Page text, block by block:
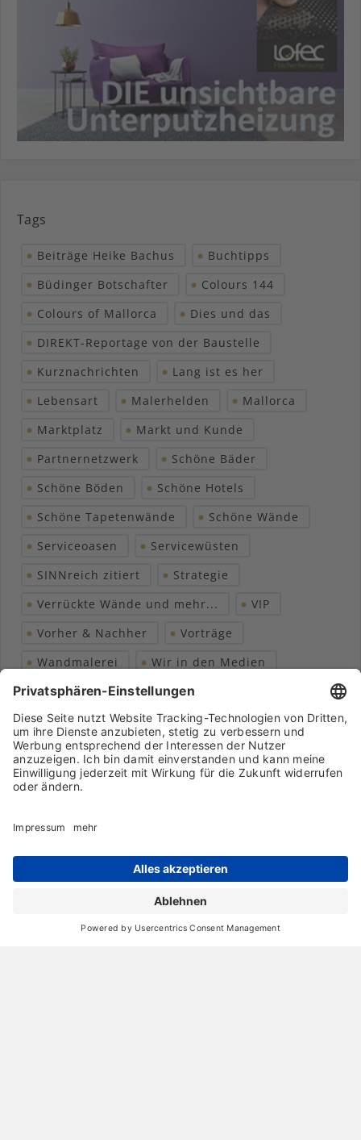
Tags
Beiträge Heike Bachus
Buchtipps
Büdinger Botschafter
Colours 144
Colours of Mallorca
Dies und das
DIREKT-Reportage von der Baustelle
Kurznachrichten
Lang ist es her
Lebensart
Malerhelden
Mallorca
Marktplatz
Markt und Kunde
Partnernetzwerk
Schöne Bäder
Schöne Böden
Schöne Hotels
Schöne Tapetenwände
Schöne Wände
Serviceoasen
Servicewüsten
SINNreich zitiert
Strategie
Verrückte Wände und mehr...
VIP
Vorher & Nachher
Vorträge
Wandmalerei
Wir in den Medien
Wohngesundheit
Markenpartner